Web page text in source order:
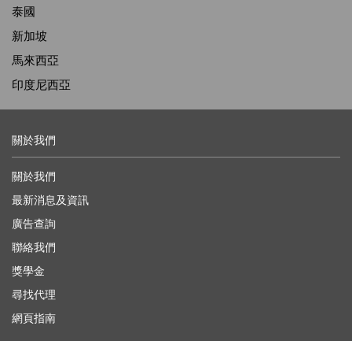
泰國
新加坡
馬來西亞
印度尼西亞
關於我們
關於我們
最新消息及資訊
廣告查詢
聯絡我們
獎學金
尋找代理
網頁指南